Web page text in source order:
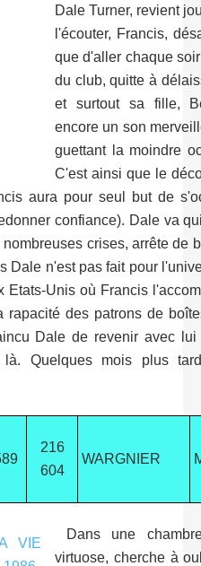
Dale Turner, revient
l'écouter, Francis,
que d'aller chaque
du club, quitte à
et surtout sa fille,
encore un son
guettant la moindre
C'est ainsi que le
aura pour seul but de
confiance). Dale va
crises, arrête de
Dale n'est pas fait pour
Etats-Unis où Francis
rapacité des patrons de
Dale de revenir avec
Quelques mois plus
216
604
WARGNIER
Dans une
virtuose, cherche à